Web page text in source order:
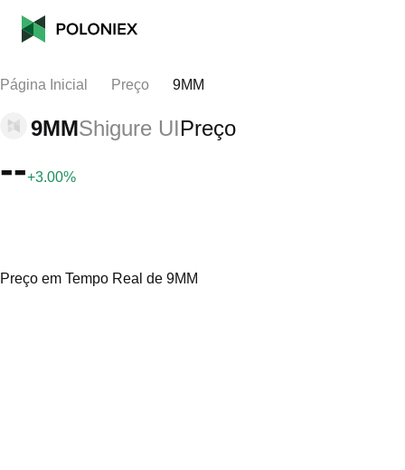
Página Inicial Preço 9MM
9MMShigure UIPreço
--+3.00%
Preço em Tempo Real de 9MM